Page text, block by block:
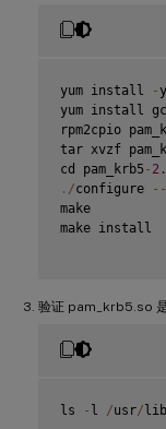
yum install -
yum install
rpm2cpio
tar xvzf
cd pam_krb5 -
. /configure --
make
make install
验证 pam_krb5.so
ls - l /usr/